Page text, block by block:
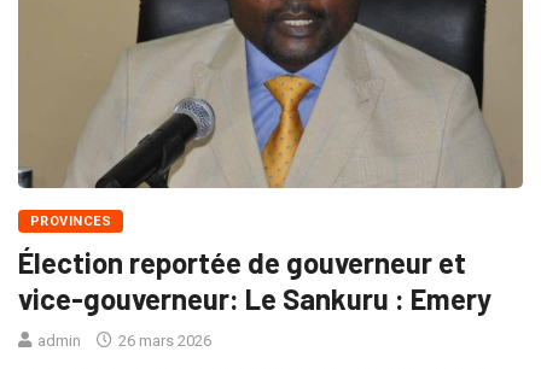
PROVINCES
Élection reportée de gouverneur et
vice-gouverneur: Le Sankuru : Emery
admin 26 mars 2026